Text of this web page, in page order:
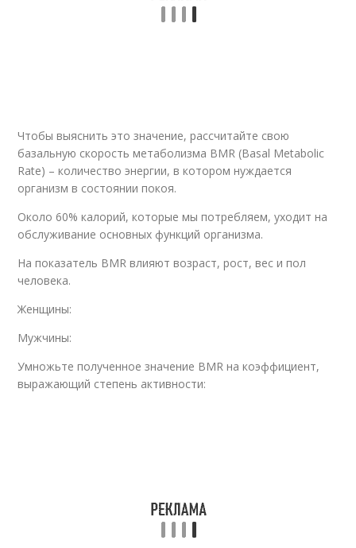
Чтобы выяснить это значение, рассчитайте свою
базальную скорость метаболизма BMR (Basal Metabolic
Rate) – количество энергии, в котором нуждается
организм в состоянии покоя.
Около 60% калорий, которые мы потребляем, уходит на
обслуживание основных функций организма.
На показатель BMR влияют возраст, рост, вес и пол
человека.
Женщины:
Мужчины:
Умножьте полученное значение BMR на коэффициент,
выражающий степень активности: